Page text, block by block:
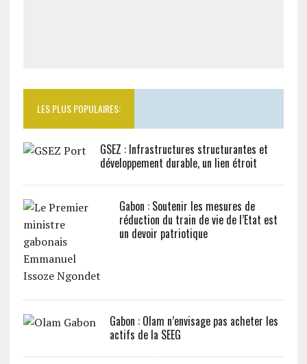
LES PLUS POPULAIRES:
GSEZ : Infrastructures structurantes et
développement durable, un lien étroit
Gabon : Soutenir les mesures de
réduction du train de vie de l’Etat est
un devoir patriotique
Gabon : Olam n’envisage pas acheter les
actifs de la SEEG